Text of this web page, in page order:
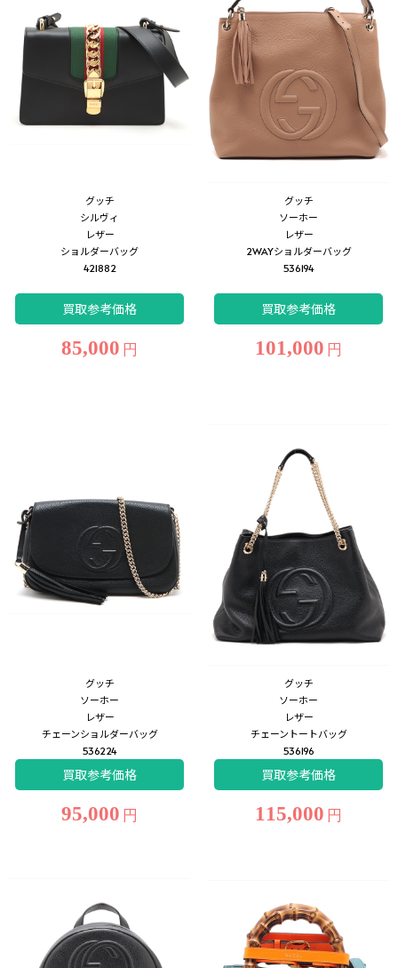
グッチ
シルヴィ
レザー
ショルダーバッグ
421882
買取参考価格
85,000 円
グッチ
ソーホー
レザー
2WAYショルダーバッグ
536194
買取参考価格
101,000 円
グッチ
ソーホー
レザー
チェーンショルダーバッグ
536224
買取参考価格
95,000 円
グッチ
ソーホー
レザー
チェーントートバッグ
536196
買取参考価格
115,000 円